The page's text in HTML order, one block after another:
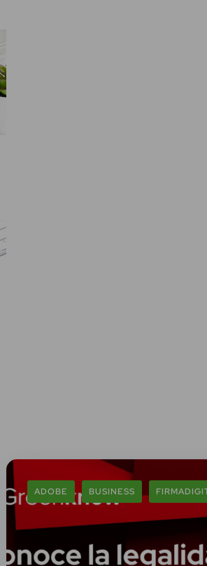
ADOBE BUSINESS